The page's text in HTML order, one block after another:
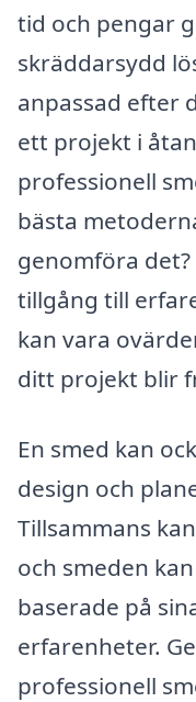
tid och pengar
skräddarsydd
anpassad efter
ett projekt i
professionell
bästa
genomföra
tillgång till
kan vara
ditt projekt blir
En smed kan
design och
Tillsammans
och smeden
baserade på
erfarenheter.
professionell